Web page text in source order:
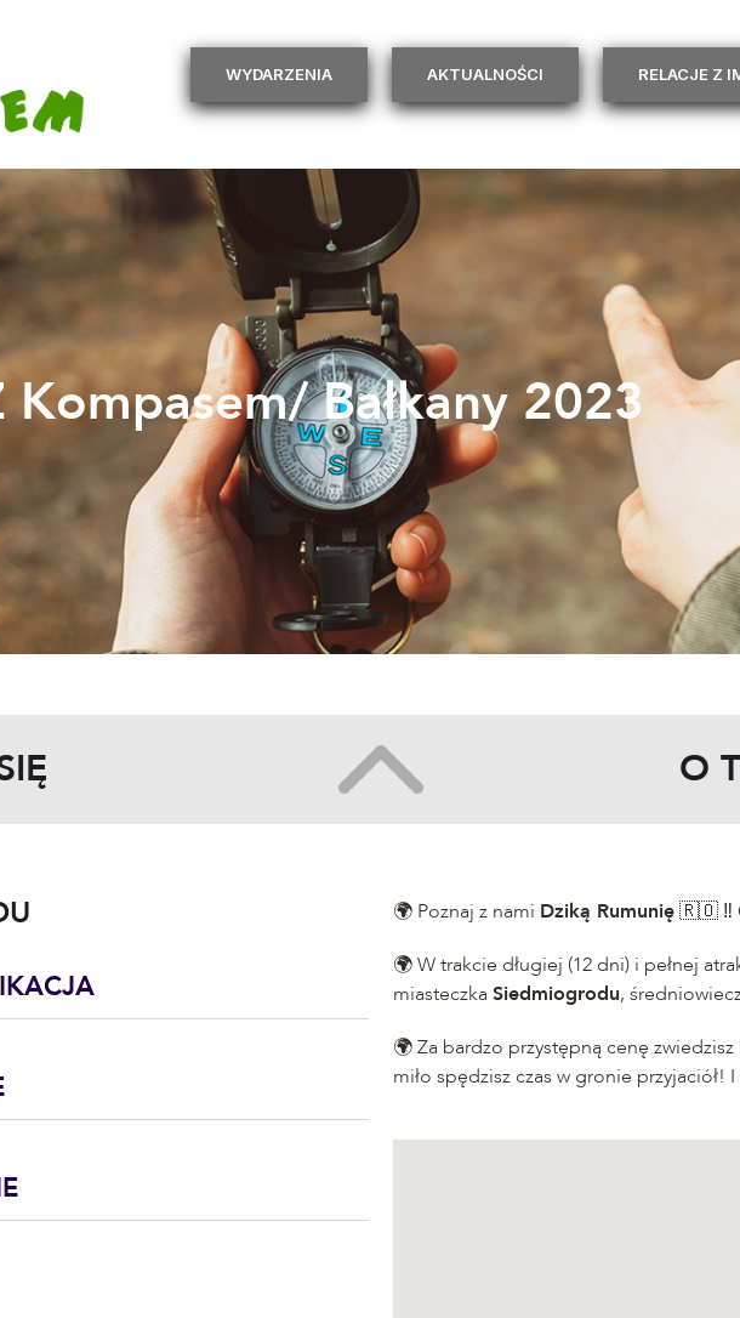
WYDARZENIA AKTUALNOŚCI RELACJE Z
Bałkany 2023
O
🌍 Poznaj z nami Dziką Rumunię🇷🇴 ‼
🌍 W trakcie długiej (12 dni) i pełnej
miasteczkaSiedmiogrodu,
🌍 Za bardzo przystępną cenę
miło spędzisz czas w gronie